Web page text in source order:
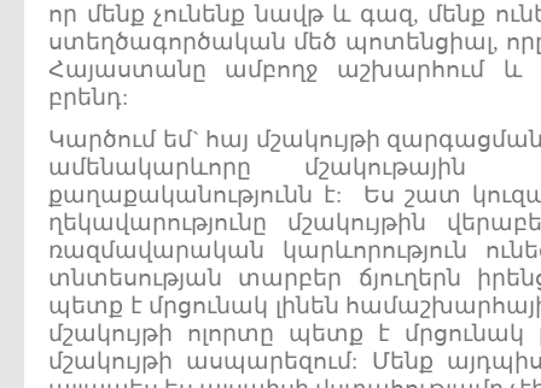
որ մենք չունենք նավթ և գազ, մենք
ստեղծագործական մեծ պոտենցիալ,
Հայաստանը ամբողջ աշխարհում և
բրենդ:
Կարծում եմ` հայ մշակույթի
ամենակարևորը մշակութային
քաղաքականությունն է: Ես շատ
ղեկավարությունը մշակույթին
ռազմավարական կարևորություն
տնտեսության տարբեր ճյուղերն
պետք է մրցունակ լինեն
մշակույթի ոլորտը պետք է
մշակույթի ասպարեզում: Մենք